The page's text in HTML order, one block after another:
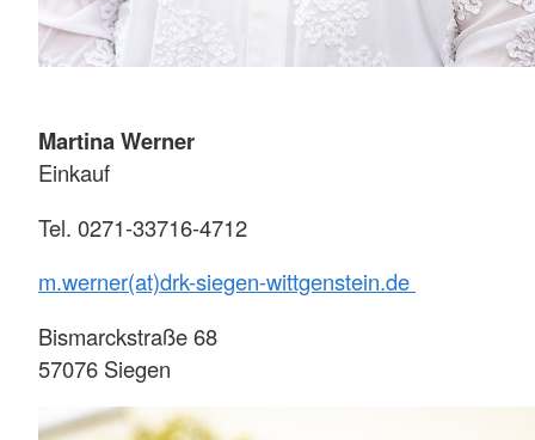
Martina Werner
Einkauf
Tel. 0271-33716-4712
m.werner(at)drk-siegen-wittgenstein.de
Bismarckstraße 68
57076 Siegen